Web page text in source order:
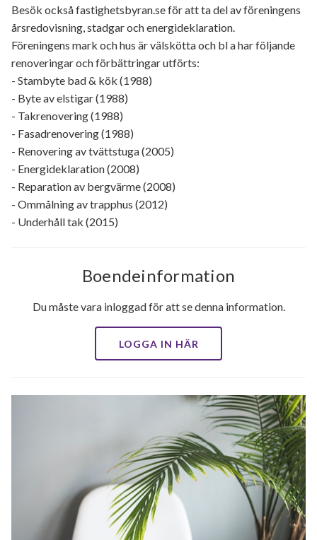
Besök också fastighetsbyran.se för att ta del av föreningens
årsredovisning, stadgar och energideklaration.
Föreningens mark och hus är välskötta och bl a har följande
renoveringar och förbättringar utförts:
- Stambyte bad & kök (1988)
- Byte av elstigar (1988)
- Takrenovering (1988)
- Fasadrenovering (1988)
- Renovering av tvättstuga (2005)
- Energideklaration (2008)
- Reparation av bergvärme (2008)
- Ommålning av trapphus (2012)
- Underhåll tak (2015)
Boendeinformation
Du måste vara inloggad för att se denna information.
LOGGA IN HÄR